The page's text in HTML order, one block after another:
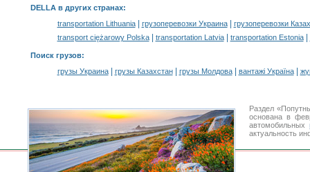
DELLA в других странах:
transportation Lithuania| грузоперевозки Украина|
грузоперевозки
transport ciężarowy Polska| transportation Latvia| transportation Estonia|
Поиск грузов:
грузы Украина| грузы Казахстан| грузы Молдова| вантажі Україна|
Раздел
основана в
автомобильных
актуальность